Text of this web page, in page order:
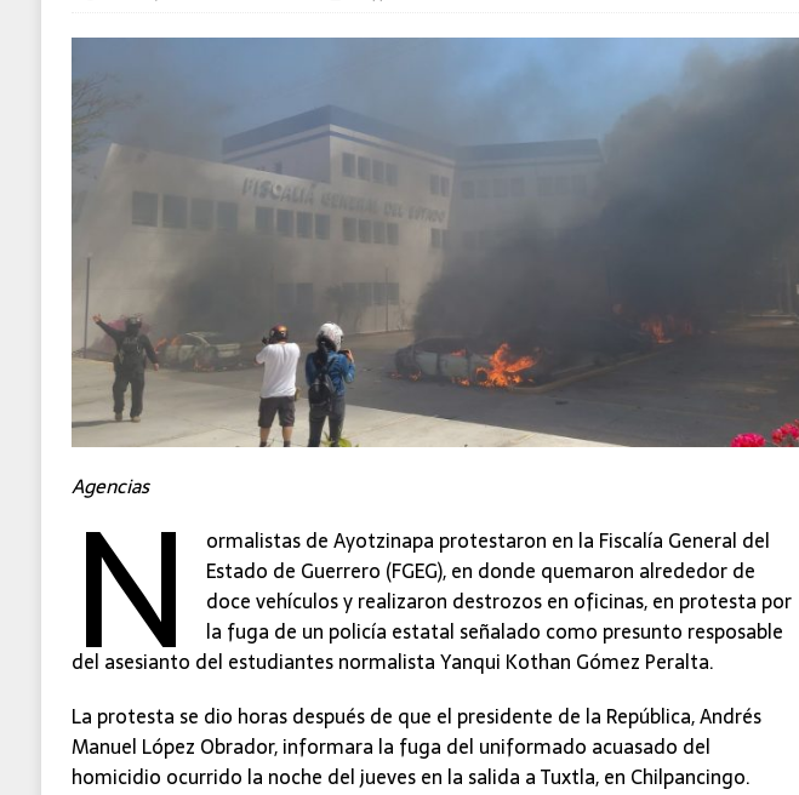
Agencias
N ormalistas de Ayotzinapa protestaron en la Fiscalía General del
Estado de Guerrero (FGEG), en donde quemaron alrededor de
doce vehículos y realizaron destrozos en oficinas, en protesta por
la fuga de un policía estatal señalado como presunto resposable
del asesianto del estudiantes normalista Yanqui Kothan Gómez Peralta.
La protesta se dio horas después de que el presidente de la República, Andrés
Manuel López Obrador, informara la fuga del uniformado acuasado del
homicidio ocurrido la noche del jueves en la salida a Tuxtla, en Chilpancingo.